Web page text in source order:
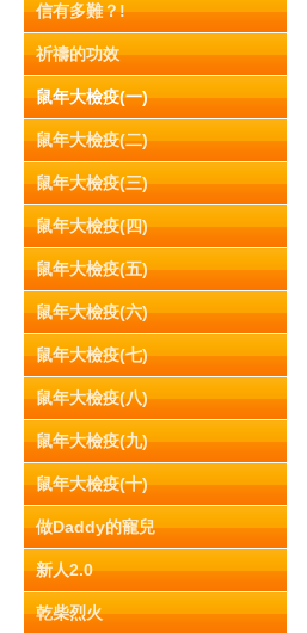
信有多難？!
祈禱的功效
鼠年大檢疫(一)
鼠年大檢疫(二)
鼠年大檢疫(三)
鼠年大檢疫(四)
鼠年大檢疫(五)
鼠年大檢疫(六)
鼠年大檢疫(七)
鼠年大檢疫(八)
鼠年大檢疫(九)
鼠年大檢疫(十)
做Daddy的寵兒
新人2.0
乾柴烈火